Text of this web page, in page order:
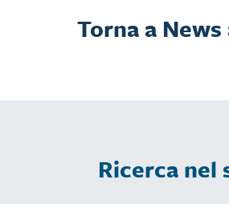
Torna a
Ricerca nel